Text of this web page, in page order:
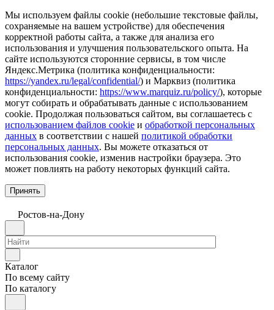
Мы используем файлы cookie (небольшие текстовые файлы,
сохраняемые на вашем устройстве) для обеспечения
корректной работы сайта, а также для анализа его
использования и улучшения пользовательского опыта. На
сайте используются сторонние сервисы, в том числе
Яндекс.Метрика (политика конфиденциальности:
https://yandex.ru/legal/confidential/) и Марквиз (политика
конфиденциальности: https://www.marquiz.ru/policy/), которые
могут собирать и обрабатывать данные с использованием
cookie. Продолжая пользоваться сайтом, вы соглашаетесь с
использованием файлов cookie и обработкой персональных
данных в соответствии с нашей политикой обработки
персональных данных. Вы можете отказаться от
использования cookie, изменив настройки браузера. Это
может повлиять на работу некоторых функций сайта.
Принять
Ростов-на-Дону
Каталог
По всему сайту
По каталогу